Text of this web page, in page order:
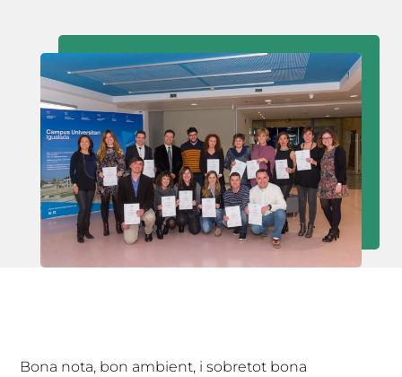
Bona nota, bon ambient, i sobretot bona